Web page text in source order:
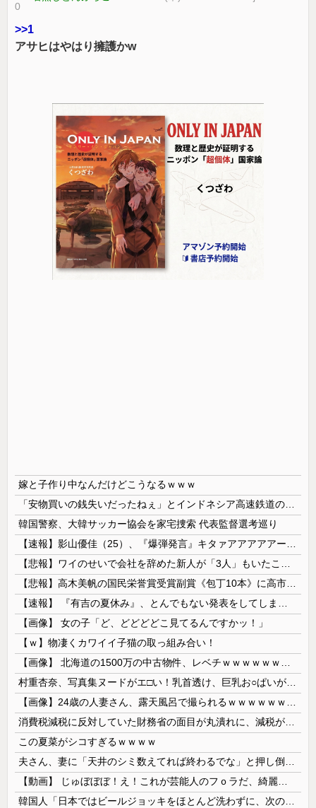
0
>>1
アサヒはやはり擁護かw
嫁と子作り中なんだけどこうなるｗｗｗ
韓国警察、大韓サッカー協会を家宅捜索 代表監督選考巡り
【画像】 女の子「ど、どどどどこ見てるんですかッ！」
【ｗ】物凄くカワイイ子猫の取っ組み合い！
この夏菜がシコすぎるｗｗｗｗ